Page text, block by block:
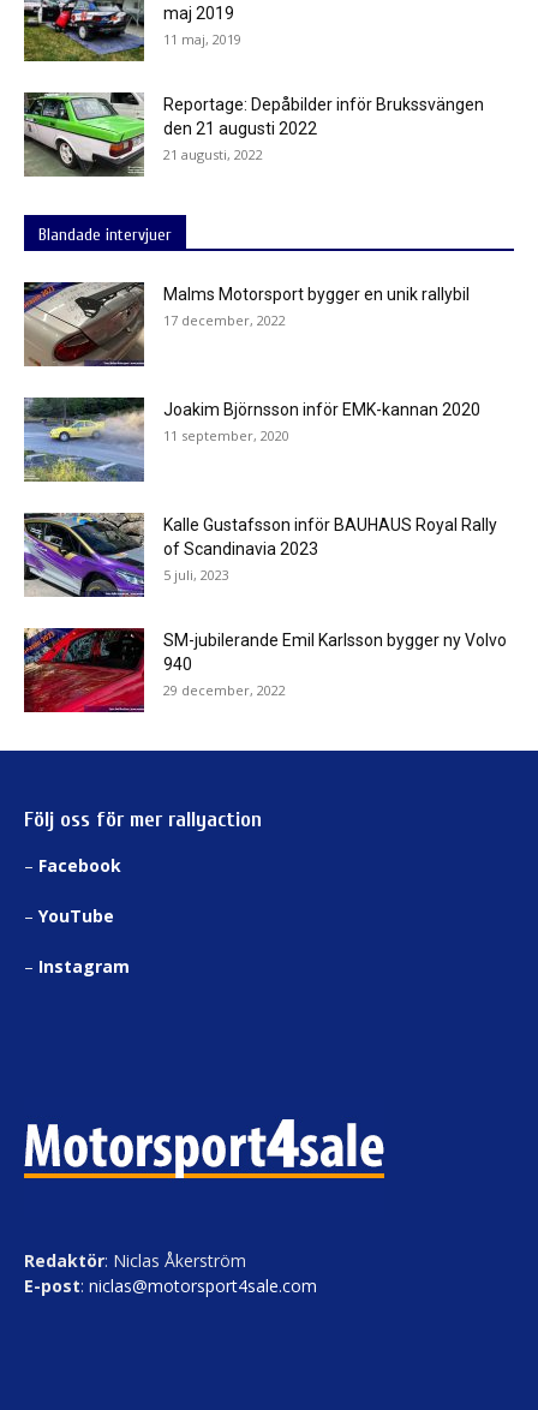
maj 2019
11 maj, 2019
Reportage: Depåbilder inför Brukssvängen
den 21 augusti 2022
21 augusti, 2022
Blandade intervjuer
Malms Motorsport bygger en unik rallybil
17 december, 2022
Joakim Björnsson inför EMK-kannan 2020
11 september, 2020
Kalle Gustafsson inför BAUHAUS Royal Rally
of Scandinavia 2023
5 juli, 2023
SM-jubilerande Emil Karlsson bygger ny Volvo
940
29 december, 2022
Följ oss för mer rallyaction
– Facebook
– YouTube
– Instagram
Redaktör: Niclas Åkerström
E-post: niclas@motorsport4sale.com